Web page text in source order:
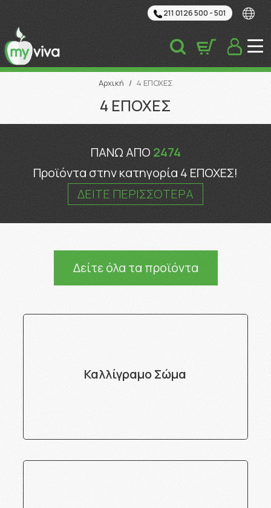
211 0126 500 - 501
Αναζήτηση
Αρχική / 4 ΕΠΟΧΕΣ
4 ΕΠΟΧΕΣ
ΠΑΝΩ ΑΠΟ 2474
Προϊόντα στην κατηγορία 4 ΕΠΟΧΕΣ!
ΔΕΙΤΕ ΠΕΡΙΣΣΟΤΕΡΑ
Δείτε όλα τα προϊόντα
Καλλίγραμο Σώμα